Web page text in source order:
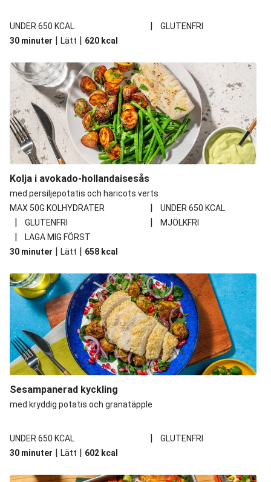
UNDER 650 KCAL |
GLUTENFRI
30 minuter | Lätt | 620 kcal
Kolja i avokado-hollandaisesås
med persiljepotatis och haricots verts
MAX 50G KOLHYDRATER
| UNDER 650 KCAL
| GLUTENFRI | MJÖLKFRI
|
LAGA MIG FÖRST
30 minuter | Lätt | 658 kcal
Sesampanerad kyckling
med kryddig potatis och granatäpple
UNDER 650 KCAL |
GLUTENFRI
30 minuter | Lätt | 602 kcal